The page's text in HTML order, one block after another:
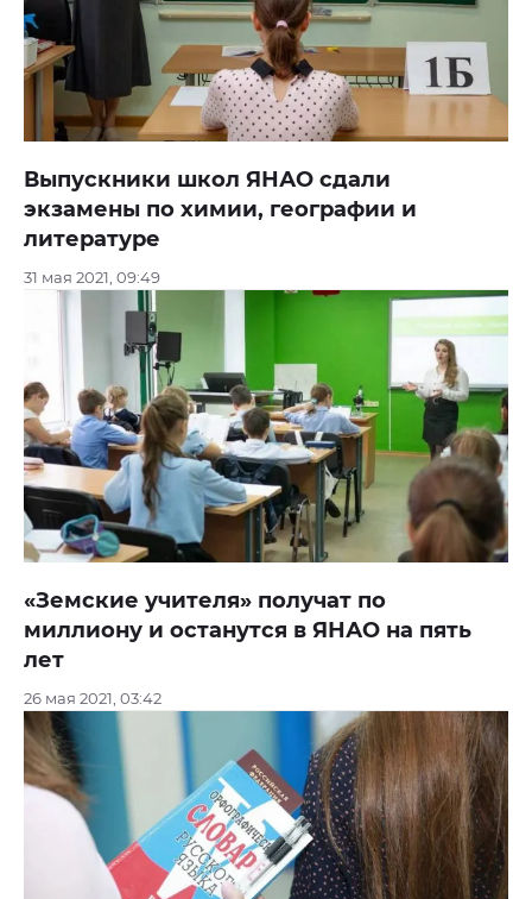
Выпускники школ ЯНАО сдали
экзамены по химии, географии и
литературе
31 мая 2021, 09:49
«Земские учителя» получат по
миллиону и останутся в ЯНАО на пять
лет
26 мая 2021, 03:42